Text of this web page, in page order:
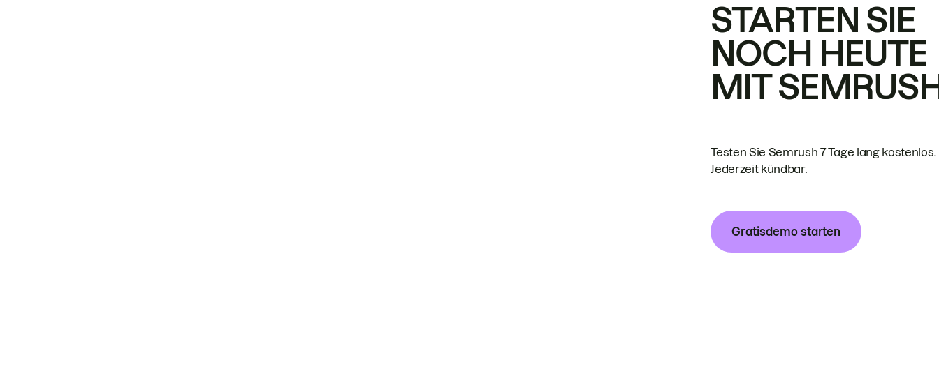
STARTEN SIE
NOCH HEUTE
MIT
Testen Sie Semrush 7 Tage lang kostenlos.
Jederzeit kündbar.
Gratisdemo starten